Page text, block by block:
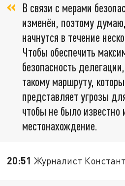
В связи с мерами
изменён, поэтому
начнутся в течение
Чтобы обеспечить
безопасность
такому маршруту,
представляет угрозы
чтобы не было известно
местонахождение.
20:51 Журналист